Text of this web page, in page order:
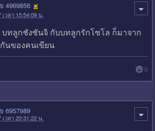
4969856
วลา 15:54:09 น.
ทลูกชังซันจิ กับบทลูกรักโซโล ก็มาจาก
นของคนเขียน
0
6957989
วลา 20:31:22 น.